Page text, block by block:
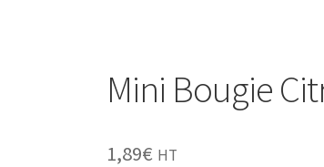
Mini Bougie
1,89€ HT